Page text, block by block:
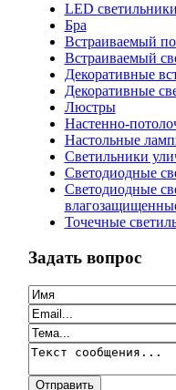
LED светильники
Бра
Встраиваемый
Встраиваемый
Декоративные
Декоративные
Люстры
Настенно-
Настольные
Светильники
Светодиодные
Светодиодные
Точечные
Задать вопрос